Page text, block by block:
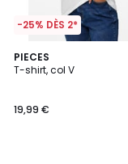
-25% DÈS 2*
PIECES
T-shirt, col V
19,99 €
4,4
/ 5
4
Couleurs